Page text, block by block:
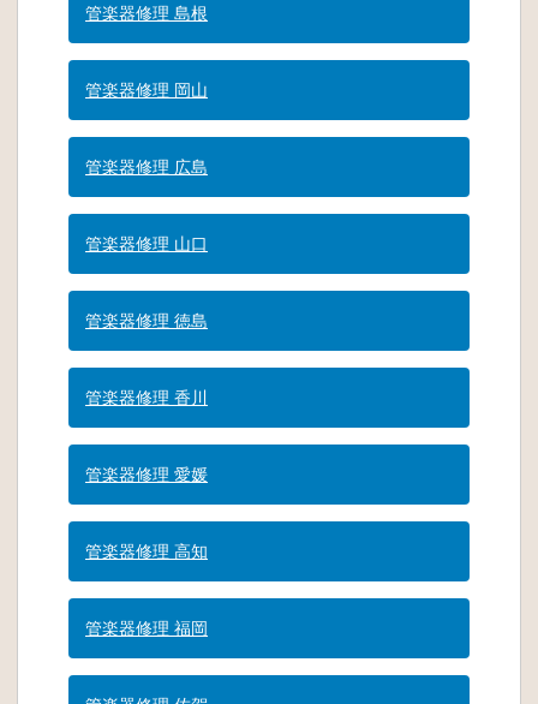
管楽器修理 島根
管楽器修理 岡山
管楽器修理 広島
管楽器修理 山口
管楽器修理 徳島
管楽器修理 香川
管楽器修理 愛媛
管楽器修理 高知
管楽器修理 福岡